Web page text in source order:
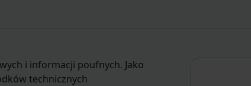
i informacji poufnych. Jako
technicznych